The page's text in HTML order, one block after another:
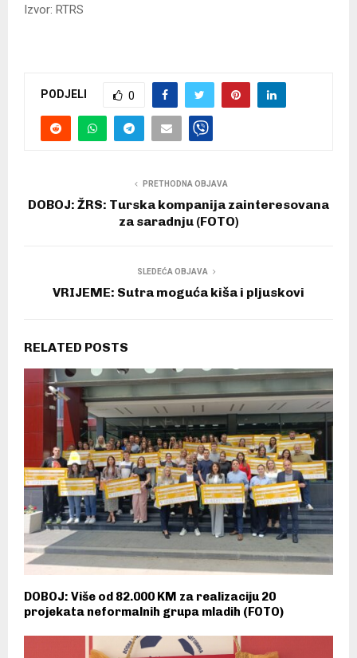
Izvor: RTRS
PODJELI 0
PRETHODNA OBJAVA
DOBOJ: ŽRS: Turska kompanija zainteresovana
za saradnju (FOTO)
SLEDEĆA OBJAVA
VRIJEME: Sutra moguća kiša i pljuskovi
RELATED POSTS
DOBOJ: Više od 82.000 KM za realizaciju 20
projekata neformalnih grupa mladih (FOTO)